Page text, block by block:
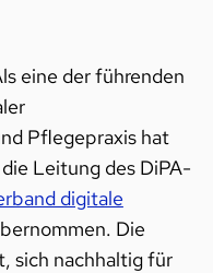
eine der führenden
Pflegepraxis hat
Leitung des DiPA-
digitale
Die
sich nachhaltig für